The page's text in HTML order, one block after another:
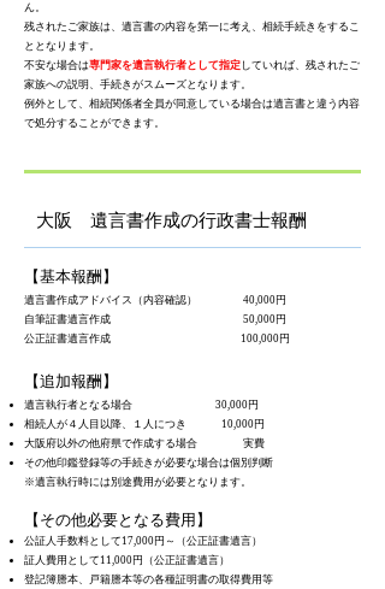
ん。
残されたご家族は、遺言書の内容を第一に考え、相続手続きをするこ
ととなります。
不安な場合は専門家を遺言執行者として指定 していれば、残されたご
家族への説明、手続きがスムーズとなります。
例外として、相続関係者全員が同意している場合は遺言書と違う内容
で処分することができます。
大阪 遺言書作成の行政書士報酬
【基本報酬】
遺言書作成アドバイス（内容確認） 40,000円
自筆証書遺言作成 50,000円
公正証書遺言作成 100,000円
【追加報酬】
遺言執行者となる場合 30,000円
相続人が４人目以降、１人につき 10,000円
大阪府以外の他府県で作成する場合 実費
その他印鑑登録等の手続きが必要な場合は個別判断
​※遺言執行時には別途費用が必要となります。
【その他必要となる費用】
公証人手数料として17,000円～（公正証書遺言）
​証人費用として11,000円（公正証書遺言）
登記簿謄本、戸籍謄本等の各種証明書の取得費用等